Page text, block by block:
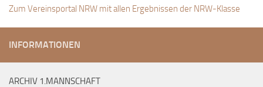
Zum Vereinsportal NRW mit allen Ergebnissen der NRW-Klasse
INFORMATIONEN
ARCHIV 1.MANNSCHAFT